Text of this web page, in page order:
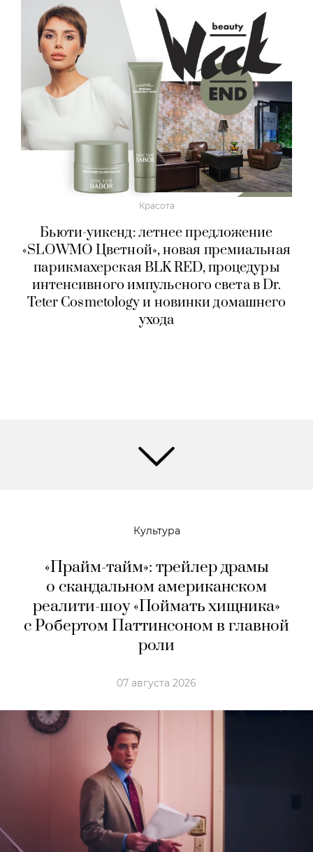
Красота
Бьюти-уикенд: летнее предложение
«SLOWMO Цветной», новая премиальная
парикмахерская BLK RED, процедуры
интенсивного импульсного света в Dr.
Teter Cosmetology и новинки домашнего
ухода
Культура
«Прайм-тайм»: трейлер драмы
о скандальном американском
реалити-шоу «Поймать хищника»
с Робертом Паттинсоном в главной
роли
07 августа 2026